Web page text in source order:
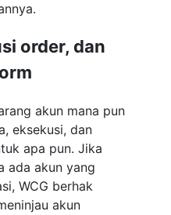
order, dan
akun mana pun
eksekusi, dan
apa pun. Jika
ada akun yang
WCG berhak
akun